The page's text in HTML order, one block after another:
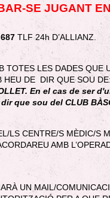
SE JUGANT
TLF 24h D’ALLIANZ.
TOTES LES DADES QUE
HEU DE DIR QUE SOU
En el cas de ser
que sou del CLUB
LS CENTRE/S MÈDIC/S
AMB
UN MAIL/